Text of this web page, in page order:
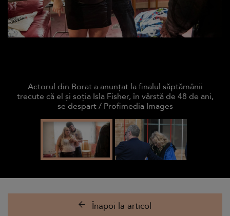
Actorul din Borat a anunțat la finalul săptămânii
trecute că el și soția Isla Fisher, în vârstă de 48 de ani,
se despart / Profimedia Images
Înapoi la articol